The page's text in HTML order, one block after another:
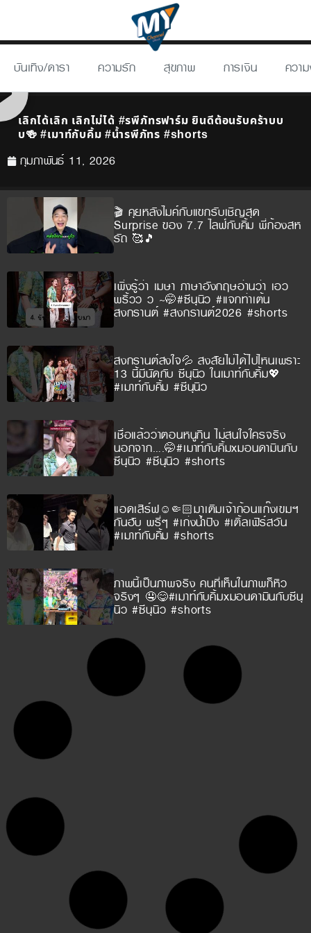
บันเทิง/ดารา ความรัก สุขภาพ การเงิน ควา
เลิกได้เลิก เลิกไม่ได้ #รพีภัทรฟาร์ม ยินดีต้อนรับคร้าบบ
บ🍻 #เมาท์กับคิ้ม #น้ำรพีภัทร #shorts
กุมภาพันธ์ 11, 2026
🎬 คุยหลังไมค์กับแขกรับเชิญสุด
Surprise ของ 7.7 ไลฟ์กับคิ้ม พี่ก้องสห
รัถ 🥰🎵
เพิ่งรู้ว่า เมษา ภาษาอังกฤษอ่านว่า เอว
พริ้วว ว ~🤭#ซีนุนิว #แจกท่าเต้น
สงกรานต์ #สงกรานต์2026 #shorts
สงกรานต์สงใจ💦 สงสัยไม่ได้ไปไหนเพราะ
13 นี้มีนัดกับ ซีนุนิว ในเมาท์กับคิ้ม💖
#เมาท์กับคิ้ม #ซีนุนิว
เชื่อแล้วว่าตอนหนูกิน ไม่สนใจใครจริง
นอกจาก….🤭#เมาท์กับคิ้มxมอนดามินกับ
ซีนุนิว #ซีนุนิว #shorts
แอดเสิร์ฟ☺️🤏🏻มาเติมเจ้าก้อนแก๊งเขมฯ
กันฮับ พรี่ๆ #เก่งน้ำปิง #เติ้ลเฟิร์สวัน
#เมาท์กับคิ้ม #shorts
ภาพนี้เป็นภาพจริง คนที่เห็นในภาพก็หิว
จริงๆ 🤤😋#เมาท์กับคิ้มxมอนดามินกับซีนุ
นิว #ซีนุนิว #shorts